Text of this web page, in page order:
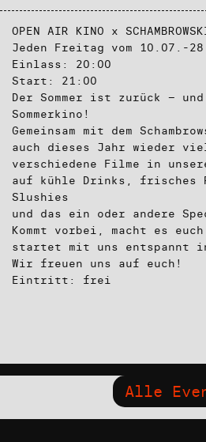
OPEN AIR KINO x
Jeden Freitag vom 10.07.-
Einlass: 20:00
Start: 21:00
Der Sommer ist zurück –
Sommerkino!
Gemeinsam mit dem
auch dieses Jahr wieder
verschiedene Filme in
auf kühle Drinks, frisches
Slushies
und das ein oder andere
Kommt vorbei, macht es
startet mit uns entspannt
Wir freuen uns auf euch!
Eintritt: frei
Alle